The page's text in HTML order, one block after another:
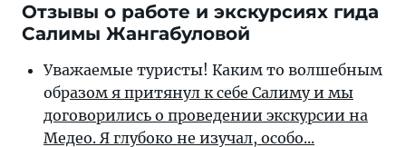
Отзывы о работе и экскурсиях гида
Салимы Жангабуловой
Уважаемые туристы! Каким то волшебным
образом я притянул к себе Салиму и мы
договорились о проведении экскурсии на
Медео. Я глубоко не изучал, особо...